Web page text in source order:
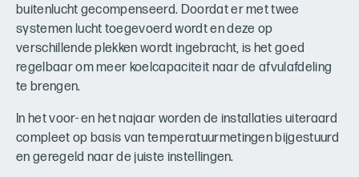
buitenlucht gecompenseerd. Doordat er met twee
systemen lucht toegevoerd wordt en deze op
verschillende plekken wordt ingebracht, is het goed
regelbaar om meer koelcapaciteit naar de afvulafdeling
te brengen.
In het voor- en het najaar worden de installaties uiteraard
compleet op basis van temperatuurmetingen bijgestuurd
en geregeld naar de juiste instellingen.